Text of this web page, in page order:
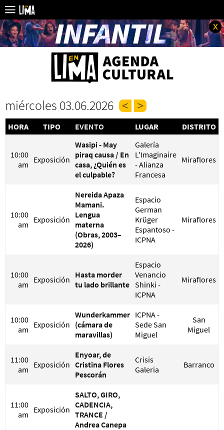
x
miércoles 03.06.2026
HORA TIPO EVENTO LUGAR DISTRITO
10:00
am Exposición
Wasipi - May
piraq causa / En
casa, ¿Quién es
el culpable?
Galería
L'Imaginaire
- Alianza
Francesa
Miraflores
10:00
am Exposición
Nereida Apaza
Mamani.
Lengua
materna
(Obras, 2003–
2026)
Espacio
German
Krüger
Espantoso -
ICPNA
Miraflores
10:00
am Exposición Hasta morder
tu lado brillante
Espacio
Venancio
Shinki -
ICPNA
Miraflores
10:00
am Exposición
Wunderkammer
(cámara de
maravillas)
ICPNA -
Sede San
Miguel
San
Miguel
11:00
am Exposición
Enyoar, de
Cristina Flores
Pescorán
Crisis
Galeria
Barranco
11:00
am Exposición
SALTO, GIRO,
CADENCIA,
TRANCE /
Andrea Canepa